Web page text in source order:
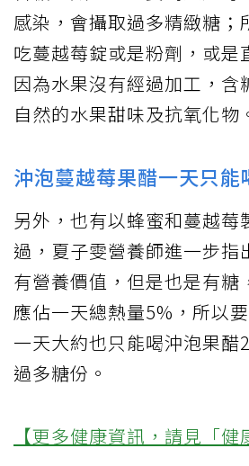
感染，會攝取過多精緻糖；
吃蔓越莓錠或是粉劑，或是
因為水果沒有經過加工，含
自然的水果甜味及抗氧化物
沖泡蔓越莓果醋一天只能
另外，也有以蜂蜜和蔓越莓
過，夏子雯營養師進一步指
有營養價值，但是也是有糖
應佔一天總熱量5%，所以
一天大約也只能喝沖泡果醋
過多糖份。
【更多健康資訊，請見「健